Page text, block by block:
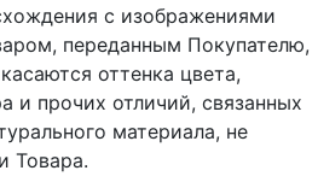
с изображениями
переданным Покупателю,
оттенка цвета,
и прочих отличий, связанных
материала, не
Товара.